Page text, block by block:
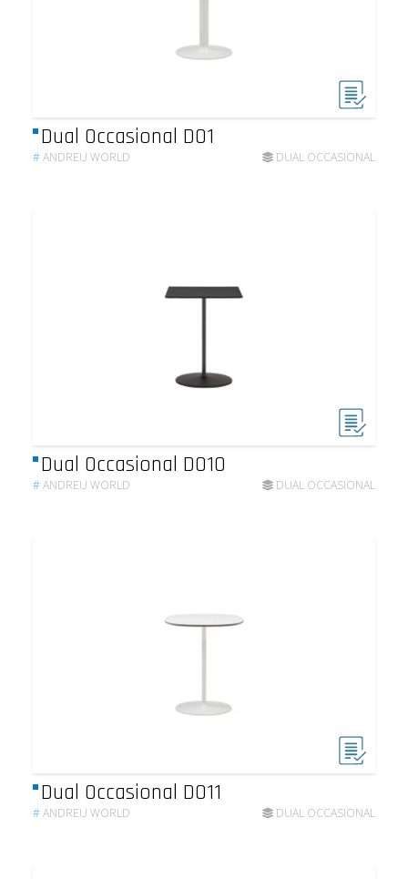
Dual Occasional DO1
#ANDREU WORLD DUAL OCCASIONAL
Dual Occasional DO10
#ANDREU WORLD DUAL OCCASIONAL
Dual Occasional DO11
#ANDREU WORLD DUAL OCCASIONAL